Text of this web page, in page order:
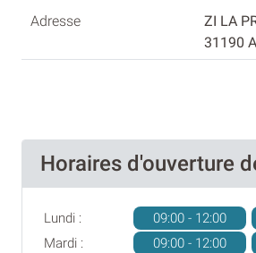
ZI LA
31190
Horaires d'ouverture
Lundi : 09:00 - 12:00
Mardi :
09:00 - 12:00